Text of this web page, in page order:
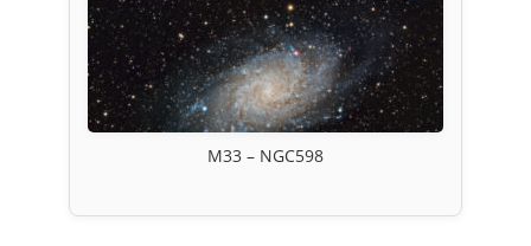
M33 – NGC598